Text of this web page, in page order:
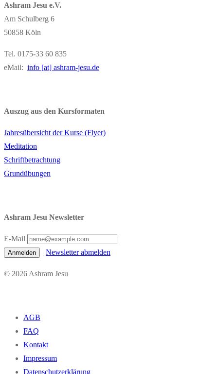
Ashram Jesu e.V.
Am Schulberg 6
50858 Köln
Tel. 0175-33 60 835
eMail: info [at] ashram-jesu.de
Auszug aus den Kursformaten
Jahresübersicht der Kurse (Flyer)
Meditation
Schriftbetrachtung
Grundübungen
Ashram Jesu Newsletter
E-Mail
Anmelden Newsletter abmelden
© 2026 Ashram Jesu
AGB
FAQ
Kontakt
Impressum
Datenschutzerklärung